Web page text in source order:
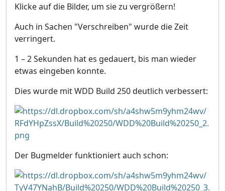
Klicke auf die Bilder, um sie zu vergrößern!
Auch in Sachen "Verschreiben" wurde die Zeit
verringert.
1 – 2 Sekunden hat es gedauert, bis man wieder
etwas eingeben konnte.
Dies wurde mit WDD Build 250 deutlich verbessert:
Der Bugmelder funktioniert auch schon: